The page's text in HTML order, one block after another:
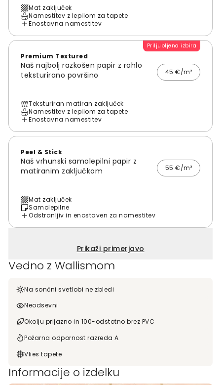
Mat zaključek
Namestitev z lepilom za tapete
Enostavna namestitev
Priljubljena izbira
Premium Textured
Naš najbolj razkošen papir z rahlo
teksturirano površino
45 €/m²
Teksturiran matiran zaključek
Namestitev z lepilom za tapete
Enostavna namestitev
Peel & Stick
Naš vrhunski samolepilni papir z
matiranim zaključkom
55 €/m²
Mat zaključek
Samolepilne
Odstranljiv in enostaven za namestitev
Prikaži primerjavo
Vedno z Wallismom
Na sončni svetlobi ne zbledi
Neodsevni
Okolju prijazno in 100-odstotno brez PVC
Požarna odpornost razreda A
Vlies tapete
Informacije o izdelku